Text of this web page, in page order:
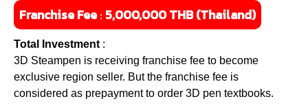
Franchise Fee: 5,000,000 THB (Thailand)
Total Investment :
3D Steampen is receiving franchise fee to become
exclusive region seller. But the franchise fee is
considered as prepayment to order 3D pen textbooks.